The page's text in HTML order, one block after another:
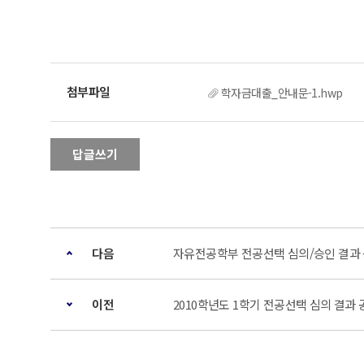
학자금대출_안내문-1.hwp
답글쓰기
다음 자유전공학부 전공선택 심의/승인 결과
이전 2010학년도 1학기 전공선택 심의 결과